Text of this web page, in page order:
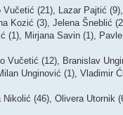
(21), Lazar Pajtić
Kozić (3), Jelena Šneblić
(1), Mirjana Savin (1),
Vučetić (12), Branislav
Unginović (1), Vladimir
(46), Olivera